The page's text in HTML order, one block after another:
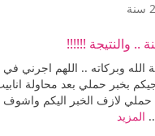
.. والنتيجة !!!!!!
الله وبركاته .. اللهم اجرني
بخبر حملي بعد محاولة انابيب
حملي لازف الخبر اليكم
المزيد